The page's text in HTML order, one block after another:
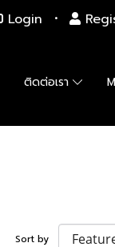
Login
ติดต่อเรา
Sort by